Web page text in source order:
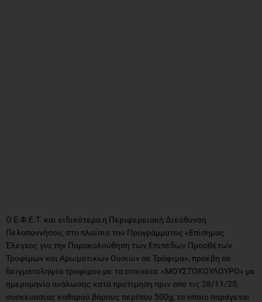
Ο Ε.Φ.Ε.Τ. και ειδικότερα η Περιφερειακή Διεύθυνση
Πελοποννήσου, στο πλαίσιο του Προγράμματος «Επίσημος
Έλεγχος για την Παρακολούθηση των Επιπέδων Προσθέτων
Τροφίμων και Αρωματικών Ουσιών σε Τρόφιμα», προέβη σε
δειγματοληψία τροφίμου με τα στοιχεία: «ΜΟΥΣΤΟΚΟΥΛΟΥΡΟ» με
ημερομηνία ανάλωσης κατά προτίμηση πριν από τις 28/11/25,
συσκευασίας καθαρού βάρους περίπου 500g, το οποίο παράγεται